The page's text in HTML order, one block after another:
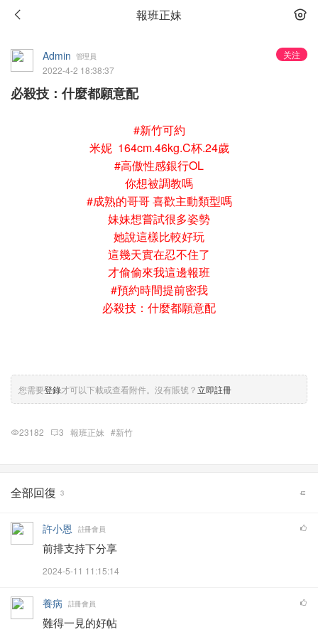
報班正妹
关注
Admin 管理員
2022-4-2 18:38:37
必殺技：什麼都願意配
#新竹可約
米妮 164cm.46kg.C杯.24歲
#高傲性感銀行OL
你想被調教嗎
#成熟的哥哥 喜歡主動類型嗎
妹妹想嘗試很多姿勢
她說這樣比較好玩
這幾天實在忍不住了
才偷偷來我這邊報班
#預約時間提前密我
必殺技：什麼都願意配
您需要登錄才可以下載或查看附件。沒有賬號？立即註冊
23182 3 報班正妹 #新竹
全部回復 3
許小恩 註冊會員
前排支持下分享
2024-5-11 11:15:14
養病 註冊會員
難得一見的好帖